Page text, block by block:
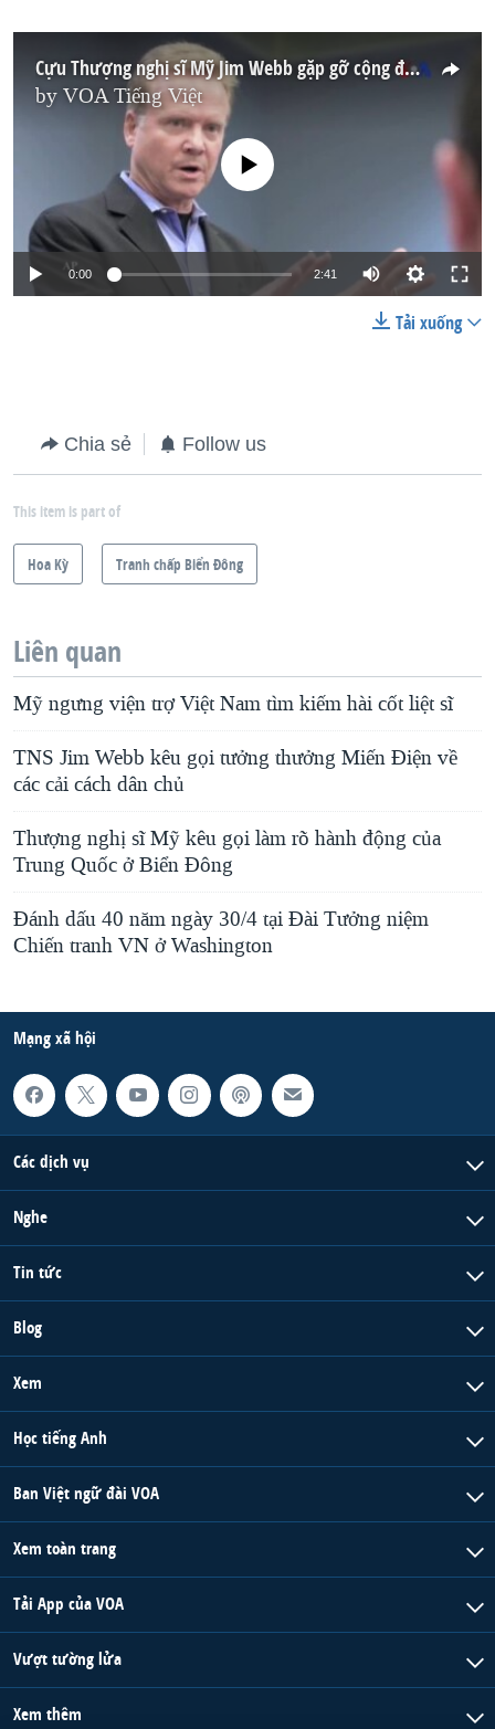
Cựu Thượng nghị sĩ Mỹ Jim Webb gặp gỡ cộng đồng người Việt ở tiểu bang Iowa
by VOA Tiếng Việt
No media source currently available
0:00 2:41
Tải xuống
Chia sẻ Follow us
This item is part of
Hoa Kỳ Tranh chấp Biển Đông
Liên quan
Mỹ ngưng viện trợ Việt Nam tìm kiếm hài cốt liệt sĩ
TNS Jim Webb kêu gọi tưởng thưởng Miến Điện về
các cải cách dân chủ
Thượng nghị sĩ Mỹ kêu gọi làm rõ hành động của
Trung Quốc ở Biển Đông
Đánh dấu 40 năm ngày 30/4 tại Đài Tưởng niệm
Chiến tranh VN ở Washington
Mạng xã hội
Các dịch vụ
Nghe
Tin tức
Blog
Xem
Học tiếng Anh
Ban Việt ngữ đài VOA
Xem toàn trang
Tải App của VOA
Vượt tường lửa
Xem thêm